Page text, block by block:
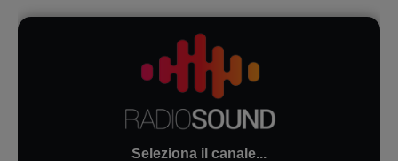
Seleziona il canale...